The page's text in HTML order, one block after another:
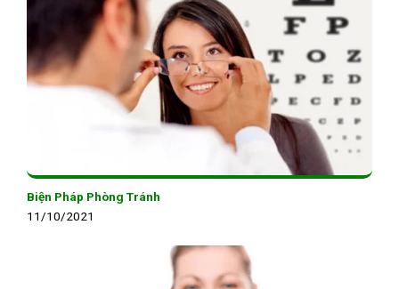
Biện Pháp Phòng Tránh
11/10/2021